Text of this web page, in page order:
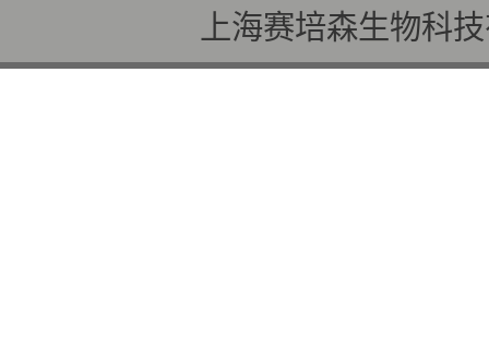
上海赛培森生物科